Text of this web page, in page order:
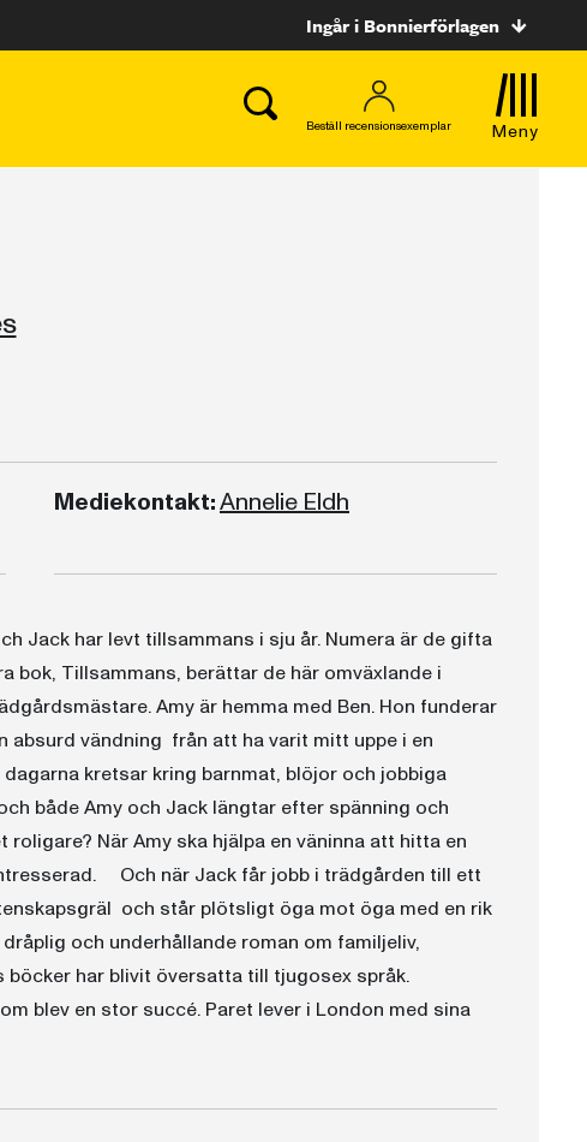
Ingår i Bonnierförlagen
Beställ recensionsexemplar Meny
Mediekontakt:Annelie Eldh
Jack har levt tillsammans i sju år. Numera är de gifta
bok, Tillsammans, berättar de här omväxlande i
Amy är hemma med Ben. Hon funderar
vändning  från att ha varit mitt uppe i en
kretsar kring barnmat, blöjor och jobbiga
både Amy och Jack längtar efter spänning och
När Amy ska hjälpa en väninna att hitta en
Och när Jack får jobb i trädgården till ett
 och står plötsligt öga mot öga med en rik
och underhållande roman om familjeliv,
böcker har blivit översatta till tjugosex språk.
blev en stor succé. Paret lever i London med sina